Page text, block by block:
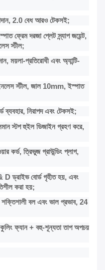
2.0 বেধ আরও টেকসই;
ফ্রেম দরজা প্লেট স্ন্যাপ জয়েন্ট,
স্টীল;
ময়লা-প্রতিরোধী এবং অ্যান্টি-
স্টীল, জাল 10mm, ইস্পাত
ব্যবহার, নিরাপদ এবং টেকসই;
স্টপ হুইল ডিজাইন গ্রহণ করে,
কর্ড, ত্রিভুজ গ্রাউন্ডিং প্লাগ,
ড্রাইভ বোর্ড গৃহীত হয়, এবং
করা হয়;
শক্তিশালী বল এবং ভাল প্রভাব, 24
ফ্যান + বহু-শূন্যতা তাপ অপচয়